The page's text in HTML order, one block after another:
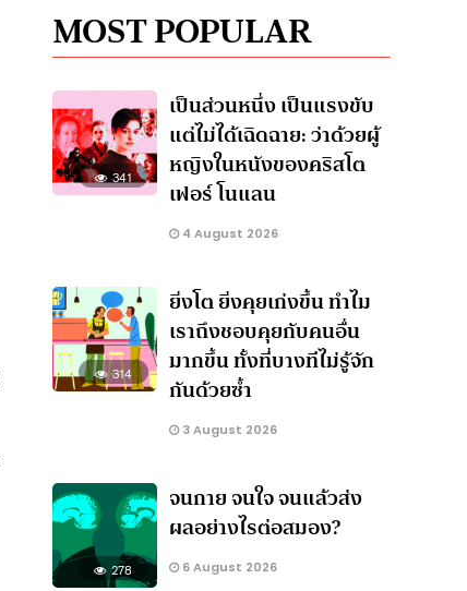
MOST POPULAR
341
เป็นส่วนหนึ่ง เป็นแรงขับ
แต่ไม่ได้เฉิดฉาย: ว่าด้วยผู้
หญิงในหนังของคริสโต
เฟอร์ โนแลน
4 August 2026
314
ยิ่งโต ยิ่งคุยเก่งขึ้น ทำไม
เราถึงชอบคุยกับคนอื่น
มากขึ้น ทั้งที่บางทีไม่รู้จัก
กันด้วยซ้ำ
3 August 2026
278
จนกาย จนใจ จนแล้วส่ง
ผลอย่างไรต่อสมอง?
6 August 2026